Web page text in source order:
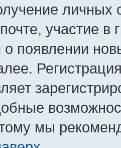
участие в
о появлении
мы